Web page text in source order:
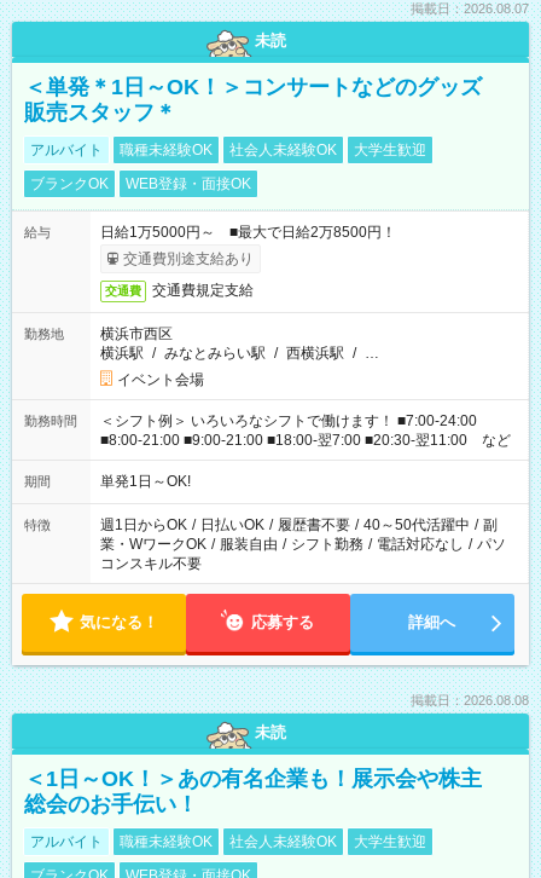
掲載日：2026.08.07
未読
＜単発＊1日～OK！＞コンサートなどのグッズ
販売スタッフ＊
アルバイト 職種未経験OK 社会人未経験OK
大学生歓迎
ブランクOK
WEB登録・面接OK
給与
日給1万5000円～ ■最大で日給2万8500円！
交通費別途支給あり
交通費 交通費規定支給
勤務地
横浜市西区
横浜駅 / みなとみらい駅 / 西横浜駅 / …
イベント会場
勤務時間
＜シフト例＞ いろいろなシフトで働けます！ ■7:00-24:00
■8:00-21:00 ■9:00-21:00 ■18:00-翌7:00 ■20:30-翌11:00 など
期間 単発1日～OK!
特徴 週1日からOK / 日払いOK / 履歴書不要 / 40～50代活躍中 / 副
業・WワークOK / 服装自由 / シフト勤務 / 電話対応なし / パソ
コンスキル不要
気になる！ 応募する 詳細へ
掲載日：2026.08.08
未読
＜1日～OK！＞あの有名企業も！展示会や株主
総会のお手伝い！
アルバイト 職種未経験OK 社会人未経験OK
大学生歓迎